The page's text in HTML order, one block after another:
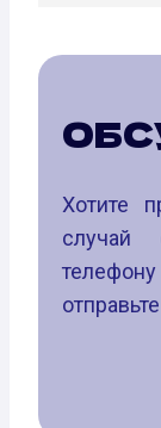
Хотите
случай